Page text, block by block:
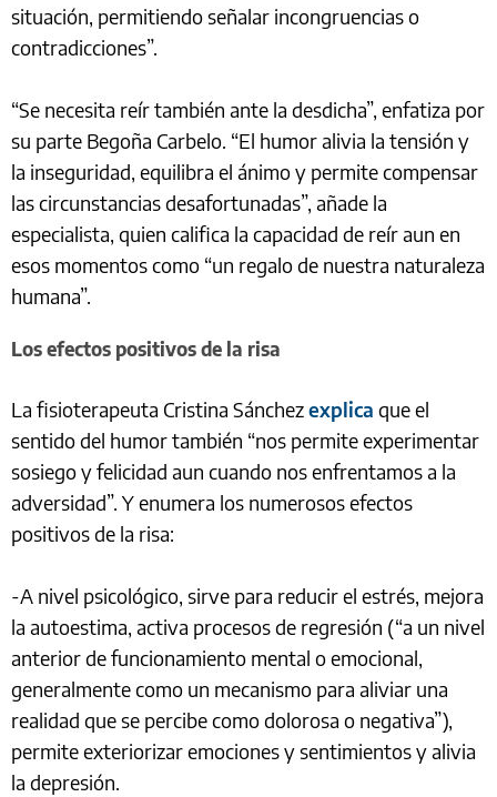
situación, permitiendo señalar incongruencias o
contradicciones”.
“Se necesita reír también ante la desdicha”, enfatiza por
su parte Begoña Carbelo. “El humor alivia la tensión y
la inseguridad, equilibra el ánimo y permite compensar
las circunstancias desafortunadas”, añade la
especialista, quien califica la capacidad de reír aun en
esos momentos como “un regalo de nuestra naturaleza
humana”.
Los efectos positivos de la risa
La fisioterapeuta Cristina Sánchezexplica que el
sentido del humor también “nos permite experimentar
sosiego y felicidad aun cuando nos enfrentamos a la
adversidad”. Y enumera los numerosos efectos
positivos de la risa:
-A nivel psicológico, sirve para reducir el estrés, mejora
la autoestima, activa procesos de regresión (“a un nivel
anterior de funcionamiento mental o emocional,
generalmente como un mecanismo para aliviar una
realidad que se percibe como dolorosa o negativa”),
permite exteriorizar emociones y sentimientos y alivia
la depresión.